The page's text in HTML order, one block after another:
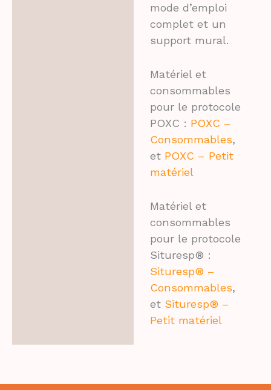
mode d’emploi
complet et un
support mural.
Matériel et
consommables
pour le protocole
POXC : POXC –
Consommables,
et POXC – Petit
matériel
Matériel et
consommables
pour le protocole
Situresp® :
Situresp® –
Consommables,
et Situresp® –
Petit matériel